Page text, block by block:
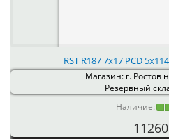
RST R187 7x17 PCD
Магазин: г. Ростов
Резервный
Наличие: